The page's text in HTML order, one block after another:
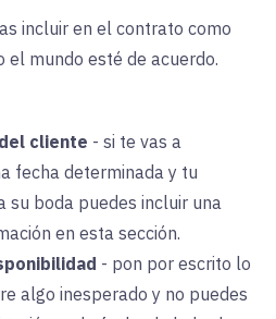
incluir en el contrato como
el mundo esté de acuerdo.
cliente - si te vas a
fecha determinada y tu
su boda puedes incluir una
en esta sección.
- pon por escrito lo
algo inesperado y no puedes